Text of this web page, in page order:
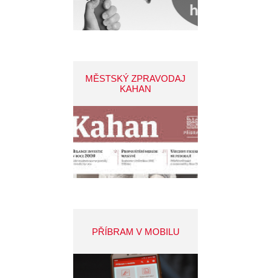
MĚSTSKÝ ZPRAVODAJ
KAHAN
PŘÍBRAM V MOBILU